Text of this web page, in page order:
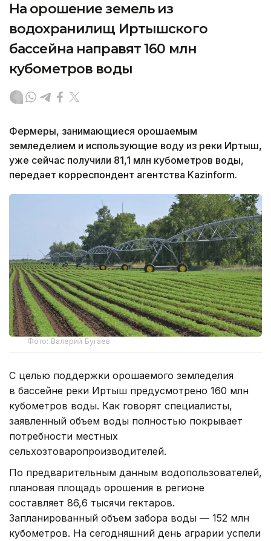
На орошение земель из
водохранилищ Иртышского
бассейна направят 160 млн
кубометров воды
Фермеры, занимающиеся орошаемым
земледелием и использующие воду из реки Иртыш,
уже сейчас получили 81,1 млн кубометров воды,
передает корреспондент агентства Kazinform.
Фото: Валерий Бугаев
С целью поддержки орошаемого земледелия
в бассейне реки Иртыш предусмотрено 160 млн
кубометров воды. Как говорят специалисты,
заявленный объем воды полностью покрывает
потребности местных
сельхозтоваропроизводителей.
По предварительным данным водопользователей,
плановая площадь орошения в регионе
составляет 86,6 тысячи гектаров.
Запланированный объем забора воды — 152 млн
кубометров. На сегодняшний день аграрии успели